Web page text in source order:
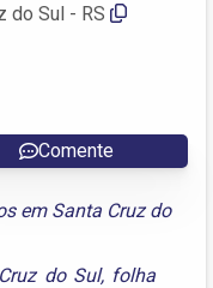
do Sul - RS
Comente
em Santa Cruz do
do Sul, folha